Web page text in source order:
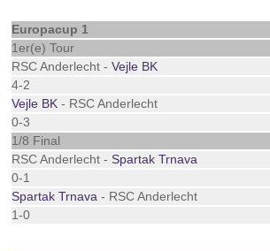
Europacup 1
1er(e) Tour
RSC Anderlecht -Vejle BK
4-2
Vejle BK - RSC Anderlecht
0-3
1/8 Final
RSC Anderlecht -Spartak Trnava
0-1
Spartak Trnava - RSC Anderlecht
1-0